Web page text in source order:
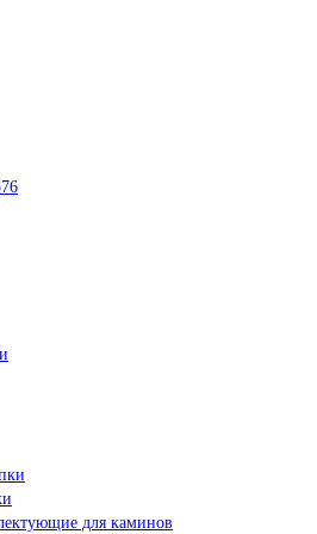
для каминов